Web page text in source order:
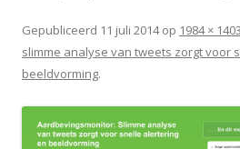
Gepubliceerd 11 juli 2014op 1984 × 1403
slimme analyse van tweets zorgt voor
beeldvorming.